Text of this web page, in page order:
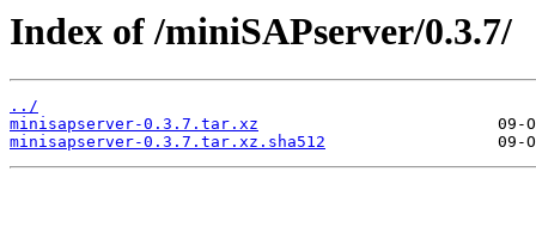
Index of /miniSAPserver/0.3.7/
../
minisapserver-0.3.7.tar.xz
minisapserver-0.3.7.tar.xz.sha512